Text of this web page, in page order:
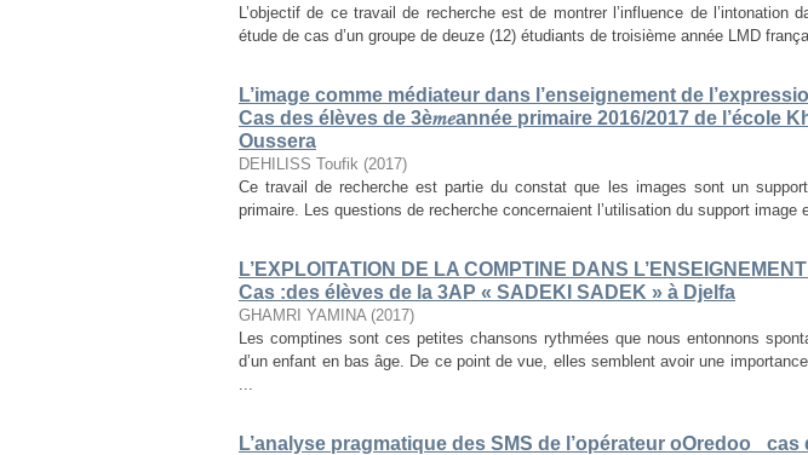
L’objectif de ce travail de recherche est de montrer l’influence de l’intonation
étude de cas d’un groupe de deuze (12) étudiants de troisième année LMD
L’image comme médiateur dans l’enseignement de
Cas des élèves de 3è𝑚𝑒année primaire 2016/2017 de l’école
Oussera
DEHILISS Toufik (2017)
Ce travail de recherche est partie du constat que les images sont un
primaire. Les questions de recherche concernaient l’utilisation du support image
L’EXPLOITATION DE LA COMPTINE DANS
Cas :des élèves de la 3AP « SADEKI SADEK » à Djelfa
GHAMRI YAMINA (2017)
Les comptines sont ces petites chansons rythmées que nous entonnons
d’un enfant en bas âge. De ce point de vue, elles semblent avoir une
...
L’analyse pragmatique des SMS de l’opérateur oOredoo